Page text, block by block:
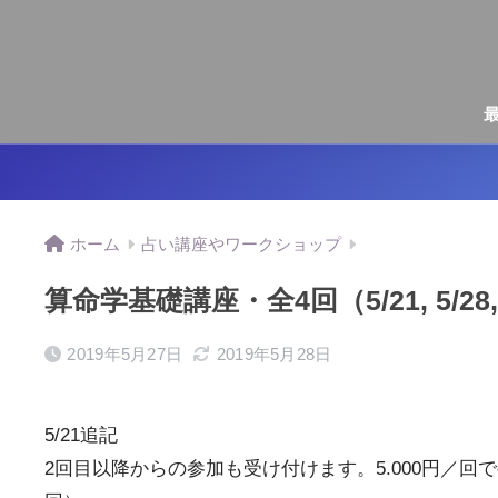
ホーム 占い講座やワークショップ
算命学基礎講座・全4回（5/21, 5/
2019年5月27日 2019年5月28日
5/21追記
2回目以降からの参加も受け付けます。5.000円／回